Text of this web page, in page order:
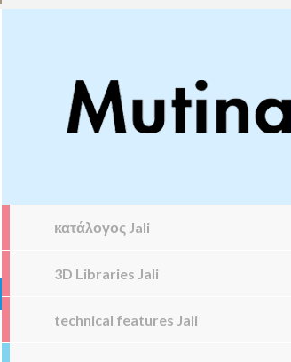
κατάλογος Jali
3D Libraries Jali
technical features Jali